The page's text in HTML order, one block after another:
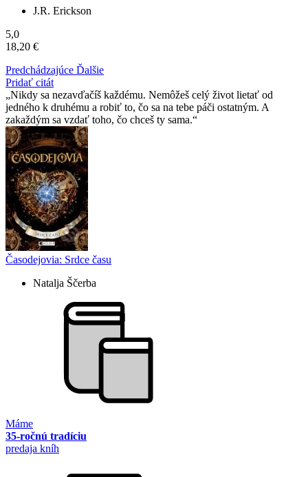
J.R. Erickson
5,0
18,20 €
Predchádzajúce Ďalšie
Pridať citát
Nikdy sa nezavďačíš každému. Nemôžeš celý život lietať od
jedného k druhému a robiť to, čo sa na tebe páči ostatným. A
zakaždým sa vzdať toho, čo chceš ty sama.
Časodejovia: Srdce času
Natalja Ščerba
Máme
35-ročnú tradíciu
predaja kníh